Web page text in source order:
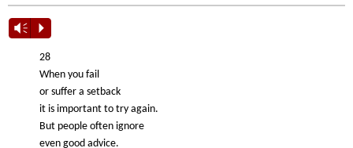
Vm P
28
When you fail
or suffer a setback
it is important to try again.
But people often ignore
even good advice.